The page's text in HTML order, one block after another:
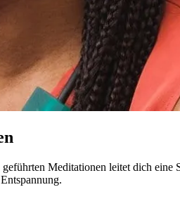
Meditationen leitet dich